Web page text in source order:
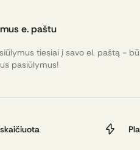
e. paštu
tiesiai į savo el. paštą -
pasiūlymus!